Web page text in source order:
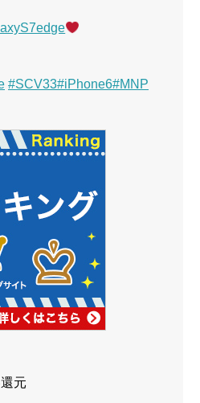
#SCV33#iPhone6#MNP
元